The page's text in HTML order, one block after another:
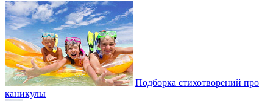
Подборка стихотворений про
каникулы